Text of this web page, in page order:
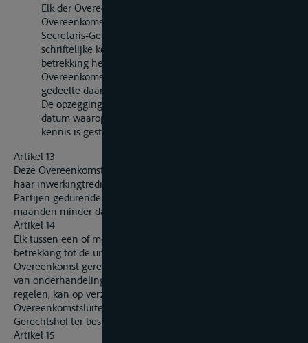
Elk der Overeenkomstsluitende Partijen kan deze
Overeenkomst opzeggen door middel van een aan de
Secretaris-Generaal van de Verenigde Naties gerichte
schriftelijke kennisgeving. Deze opzegging kan
betrekking hebben op het gehele grondgebied van de
Overeenkomstsluitende Partij, of slechts op een
gedeelte daarvan.
De opzegging wordt van kracht twaalf maanden na de
datum waarop de Secretaris-Generaal daarvan in
kennis is gesteld.
Artikel 13
Deze Overeenkomst houdt op van kracht te zijn indien, na
haar inwerkingtreding, het aantal Overeenkomstsluitende
Partijen gedurende een tijdvak van twaalf achtereenvolgende
maanden minder dan vijf bedraagt.
Artikel 14
Elk tussen een of meer Overeenkomstsluitende Partijen met
betrekking tot de uitlegging of de toepassing van deze
Overeenkomst gerezen geschil dat Partijen niet door middel
van onderhandelingen of op andere wijze hebben kunnen
regelen, kan op verzoek van een der betrokken
Overeenkomstsluitende Partijen aan het Internationale
Gerechtshof ter beslissing worden voorgelegd.
Artikel 15